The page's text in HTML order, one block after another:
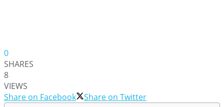
0
SHARES
8
VIEWS
Share on Facebook
Share on Twitter